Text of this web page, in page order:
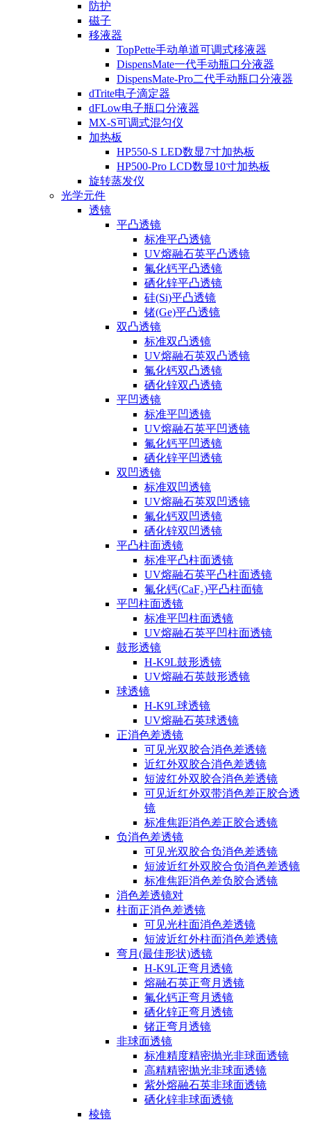
防护
磁子
移液器
TopPette手动单道可调式移液器
DispensMate一代手动瓶口分液器
DispensMate-Pro二代手动瓶口分液器
dTrite电子滴定器
dFLow电子瓶口分液器
MX-S可调式混匀仪
加热板
HP550-S LED数显7寸加热板
HP500-Pro LCD数显10寸加热板
旋转蒸发仪
光学元件
透镜
平凸透镜
标准平凸透镜
UV熔融石英平凸透镜
氟化钙平凸透镜
硒化锌平凸透镜
硅(Si)平凸透镜
锗(Ge)平凸透镜
双凸透镜
标准双凸透镜
UV熔融石英双凸透镜
氟化钙双凸透镜
硒化锌双凸透镜
平凹透镜
标准平凹透镜
UV熔融石英平凹透镜
氟化钙平凹透镜
硒化锌平凹透镜
双凹透镜
标准双凹透镜
UV熔融石英双凹透镜
氟化钙双凹透镜
硒化锌双凹透镜
平凸柱面透镜
标准平凸柱面透镜
UV熔融石英平凸柱面透镜
氟化钙(CaF₂)平凸柱面镜
平凹柱面透镜
标准平凹柱面透镜
UV熔融石英平凹柱面透镜
鼓形透镜
H-K9L鼓形透镜
UV熔融石英鼓形透镜
球透镜
H-K9L球透镜
UV熔融石英球透镜
正消色差透镜
可见光双胶合消色差透镜
近红外双胶合消色差透镜
短波红外双胶合消色差透镜
可见近红外双带消色差正胶合透
镜
标准焦距消色差正胶合透镜
负消色差透镜
可见光双胶合负消色差透镜
短波近红外双胶合负消色差透镜
标准焦距消色差负胶合透镜
消色差透镜对
柱面正消色差透镜
可见光柱面消色差透镜
短波近红外柱面消色差透镜
弯月(最佳形状)透镜
H-K9L正弯月透镜
熔融石英正弯月透镜
氟化钙正弯月透镜
硒化锌正弯月透镜
锗正弯月透镜
非球面透镜
标准精度精密抛光非球面透镜
高精精密抛光非球面透镜
紫外熔融石英非球面透镜
硒化锌非球面透镜
棱镜